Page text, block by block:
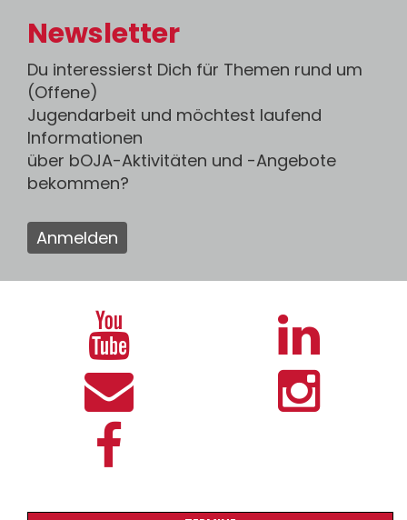
Newsletter
Du interessierst Dich für Themen rund um
(Offene)
Jugendarbeit und möchtest laufend
Informationen
über bOJA-Aktivitäten und -Angebote
bekommen?
Anmelden